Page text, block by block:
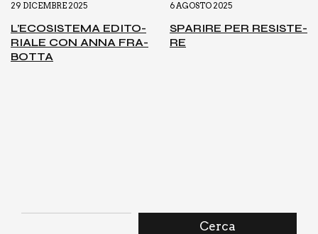
29 DICEMBRE 2025
L’E­CO­SI­STE­MA EDI­TO­
RIA­LE CON ANNA FRA­
BOT­TA
6 AGOSTO 2025
SPA­RI­RE PER RESI­STE­
RE
Cerca